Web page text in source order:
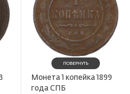
ПОВЕРНУТЬ
Монета 1 копейка 1899
года СПБ